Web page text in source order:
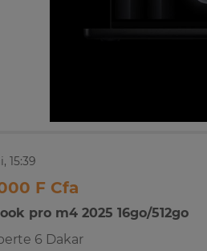
15:39
F Cfa
pro m4 2025 16go/512go
6 Dakar